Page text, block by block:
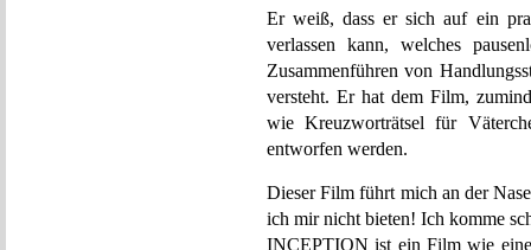
Er weiß, dass er sich auf ein
verlassen kann, welches
Zusammenführen von
versteht. Er hat dem Film,
wie Kreuzworträtsel für
entworfen werden.
Dieser Film führt mich an der
ich mir nicht bieten! Ich komme
INCEPTION ist ein Film wie